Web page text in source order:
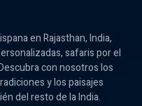
en Rajasthan, India,
safaris por el
con nosotros los
y los paisajes
del resto de la India.